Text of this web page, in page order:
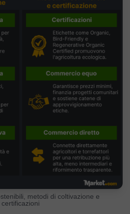
metodi di coltivazione e
certificazioni